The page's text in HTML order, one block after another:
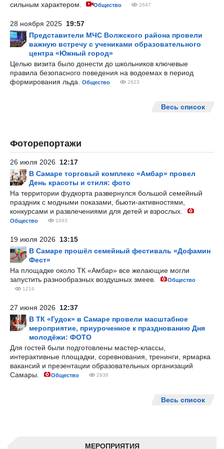
МЕРОПРИЯТИЯ
сильным характером.
Общество 2647
28 ноября 2025 19:57
Представители МЧС Волжского района провели
важную встречу с учениками образовательного
центра «Южный город»
Целью визита было донести до школьников ключевые
правила безопасного поведения на водоемах в период
формирования льда.
Общество 2823
Весь список
Фоторепортажи
26 июля 2026 12:17
В Самаре торговый комплекс «Амбар» провел
День красоты и стиля: фото
На территории фудкорта развернулся большой семейный
праздник с модными показами, бьюти-активностями,
конкурсами и развлечениями для детей и взрослых.
Общество 1693
19 июля 2026 13:15
В Самаре прошёл семейный фестиваль «Дофамин
Фест»
На площадке около ТК «Амбар» все желающие могли
запустить разнообразных воздушных змеев.
Общество
1219
27 июня 2026 12:37
В ТК «Гудок» в Самаре провели масштабное
мероприятие, приуроченное к празднованию Дня
молодёжи: ФОТО
Для гостей были подготовлены мастер-классы,
интерактивные площадки, соревнования, тренинги, ярмарка
вакансий и презентации образовательных организаций
Самары.
Общество 2938
Весь список